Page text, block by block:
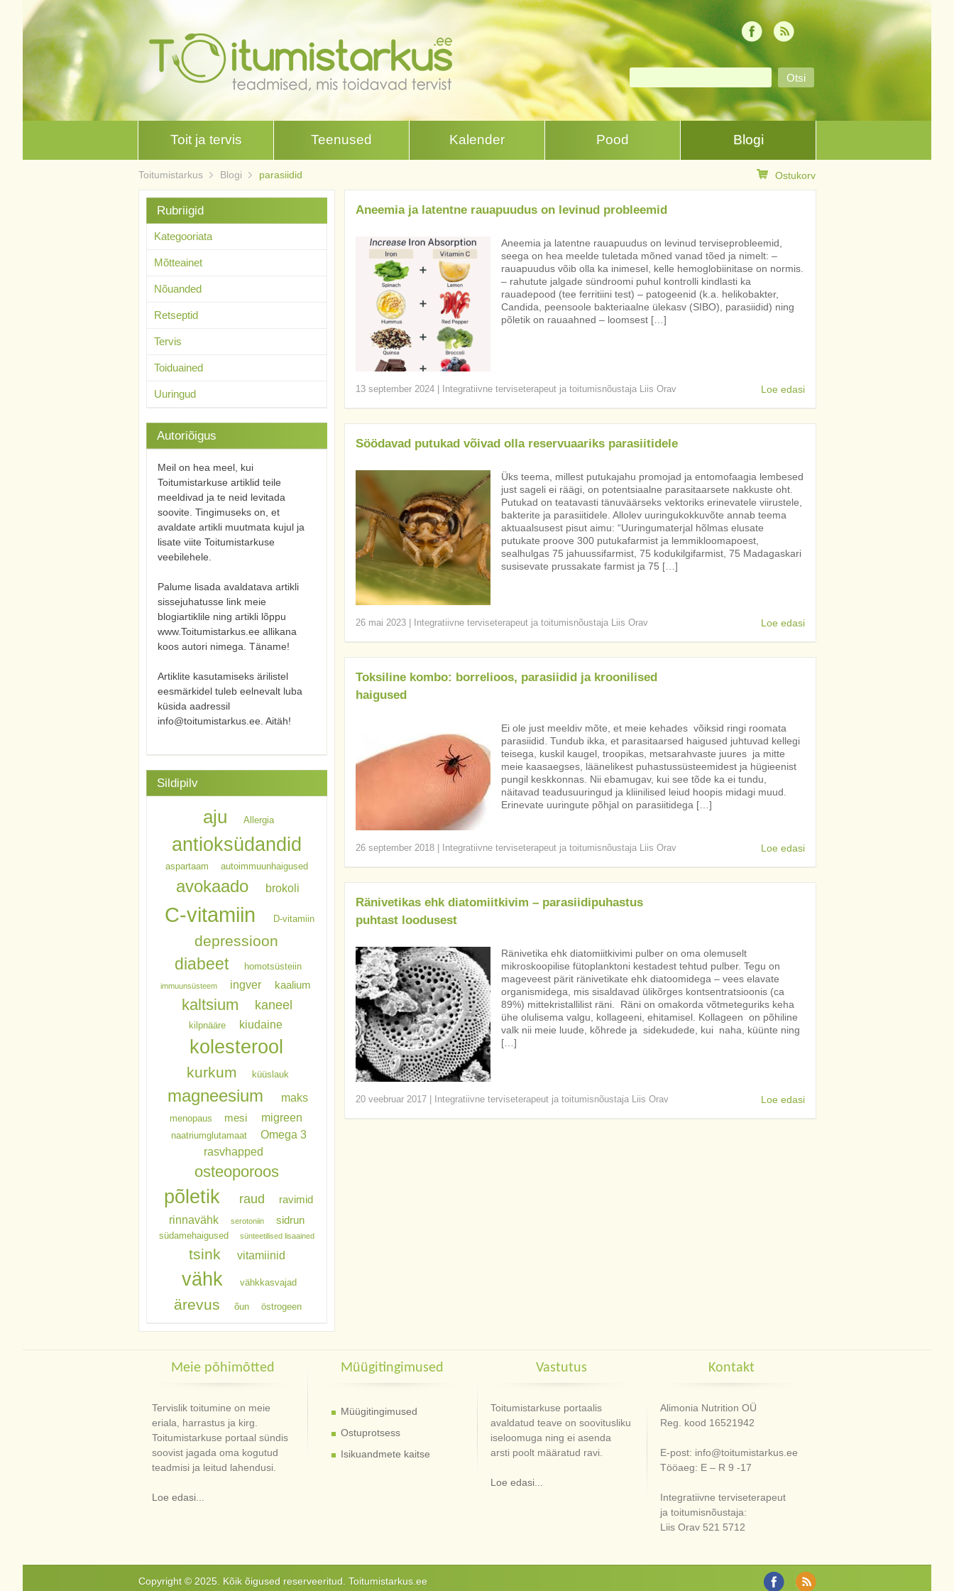
Toit ja tervis Teenused Kalender Pood Blogi
Toitumistarkus Blogi parasiidid Ostukorv
Aneemia ja latentne rauapuudus on levinud probleemid
Aneemia ja latentne rauapuudus on levinud terviseprobleemid,
seega on hea meelde tuletada mõned vanad tõed ja nimelt: –
rauapuudus võib olla ka inimesel, kelle hemoglobiinitase on normis.
– rahutute jalgade sündroomi puhul kontrolli kindlasti ka
rauadepood (tee ferritiini test) – patogeenid (k.a. helikobakter,
Candida, peensoole bakteriaalne ülekasv (SIBO), parasiidid) ning
põletik on rauaahned – loomsest […]
13 september 2024| Integratiivne terviseterapeut ja toitumisnõustaja Liis Orav Loe edasi
Söödavad putukad võivad olla reservuaariks parasiitidele
Üks teema, millest putukajahu promojad ja entomofaagia lembesed
just sageli ei räägi, on potentsiaalne parasitaarsete nakkuste oht.
Putukad on teatavasti tänuväärseks vektoriks erinevatele viirustele,
bakterite ja parasiitidele. Allolev uuringukokkuvõte annab teema
aktuaalsusest pisut aimu: “Uuringumaterjal hõlmas elusate
putukate proove 300 putukafarmist ja lemmikloomapoest,
sealhulgas 75 jahuussifarmist, 75 kodukilgifarmist, 75 Madagaskari
susisevate prussakate farmist ja 75 […]
26 mai 2023| Integratiivne terviseterapeut ja toitumisnõustaja Liis Orav Loe edasi
Toksiline kombo: borrelioos, parasiidid ja kroonilised
haigused
Ei ole just meeldiv mõte, et meie kehades võiksid ringi roomata
parasiidid. Tundub ikka, et parasitaarsed haigused juhtuvad kellegi
teisega, kuskil kaugel, troopikas, metsarahvaste juures ja mitte
meie kaasaegses, läänelikest puhastussüsteemidest ja hügieenist
pungil keskkonnas. Nii ebamugav, kui see tõde ka ei tundu,
näitavad teadusuuringud ja kliinilised leiud hoopis midagi muud.
Erinevate uuringute põhjal on parasiitidega […]
26 september 2018| Integratiivne terviseterapeut ja toitumisnõustaja Liis Orav Loe edasi
Ränivetikas ehk diatomiitkivim – parasiidipuhastus
puhtast loodusest
Ränivetika ehk diatomiitkivimi pulber on oma olemuselt
mikroskoopilise fütoplanktoni kestadest tehtud pulber. Tegu on
mageveest pärit ränivetikate ehk diatoomidega – vees elavate
organismidega, mis sisaldavad ülikõrges kontsentratsioonis (ca
89%) mittekristallilist räni. Räni on omakorda võtmeteguriks keha
ühe olulisema valgu, kollageeni, ehitamisel. Kollageen on põhiline
valk nii meie luude, kõhrede ja sidekudede, kui naha, küünte ning
[…]
20 veebruar 2017| Integratiivne terviseterapeut ja toitumisnõustaja Liis Orav Loe edasi
Rubriigid
Kategooriata
Mõtteainet
Nõuanded
Retseptid
Tervis
Toiduained
Uuringud
Autoriõigus
Meil on hea meel, kui
Toitumistarkuse artiklid teile
meeldivad ja te neid levitada
soovite. Tingimuseks on, et
avaldate artikli muutmata kujul ja
lisate viite Toitumistarkuse
veebilehele.
Palume lisada avaldatava artikli
sissejuhatusse link meie
blogiartiklile ning artikli lõppu
www.Toitumistarkus.ee allikana
koos autori nimega. Täname!
Artiklite kasutamiseks ärilistel
eesmärkidel tuleb eelnevalt luba
küsida aadressil
info@toitumistarkus.ee. Aitäh!
Sildipilv
aju Allergia
antioksüdandid
aspartaam autoimmuunhaigused
avokaado brokoli
C-vitamiin D-vitamiin
depressioon
diabeet homotsüsteiin
immuunsüsteem ingver kaalium
kaltsium kaneel
kilpnääre kiudaine
kolesterool
kurkum küüslauk
magneesium maks
menopaus mesi migreen
naatriumglutamaat
Omega 3
rasvhapped
osteoporoos
põletik raud ravimid
rinnavähk serotoniin sidrun
südamehaigused sünteetilised lisaained
tsink vitamiinid
vähk vähkkasvajad
ärevus õun östrogeen
Meie põhimõtted
Tervislik toitumine on meie
eriala, harrastus ja kirg.
Toitumistarkuse portaal sündis
soovist jagada oma kogutud
teadmisi ja leitud lahendusi.
Loe edasi...
Müügitingimused
Müügitingimused
Ostuprotsess
Isikuandmete kaitse
Vastutus
Toitumistarkuse portaalis
avaldatud teave on soovitusliku
iseloomuga ning ei asenda
arsti poolt määratud ravi.
Loe edasi...
Kontakt
Alimonia Nutrition OÜ
Reg. kood 16521942
E-post: info@toitumistarkus.ee
Tööaeg: E – R 9 -17
Integratiivne terviseterapeut
ja toitumisnõustaja:
Liis Orav 521 5712
Copyright © 2025. Kõik õigused reserveeritud. Toitumistarkus.ee